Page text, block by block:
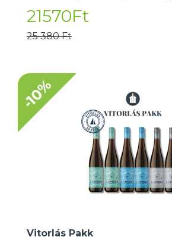
21570Ft
25 380 Ft
-10%
Vitorlás Pakk